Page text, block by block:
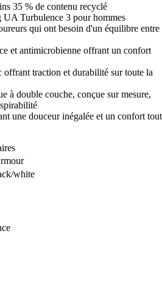
35 % de contenu recyclé
UA Turbulence 3 pour hommes
qui ont besoin d'un équilibre entre
et antimicrobienne offrant un confort
offrant traction et durabilité sur toute la
à double couche, conçue sur mesure,
une douceur inégalée et un confort tout
white